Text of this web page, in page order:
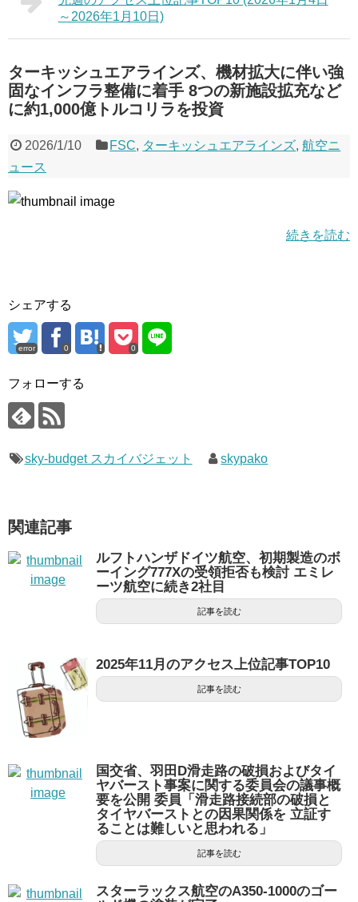
～2026年1月10日)
ターキッシュエアラインズ、機材拡大に伴い強
固なインフラ整備に着手 8つの新施設拡充など
に約1,000億トルコリラを投資
2026/1/10 FSC, ターキッシュエアラインズ,航空ニ
ュース
続きを読む
シェアする
error 0 0
フォローする
sky-budget スカイバジェット skypako
関連記事
ルフトハンザドイツ航空、初期製造のボ
ーイング777Xの受領拒否も検討 エミレ
ーツ航空に続き2社目
記事を読む
2025年11月のアクセス上位記事TOP10
記事を読む
国交省、羽田D滑走路の破損およびタイ
ヤバースト事案に関する委員会の議事概
要を公開 委員「滑走路接続部の破損と
タイヤバーストとの因果関係を 立証す
ることは難しいと思われる」
記事を読む
スターラックス航空のA350-1000のゴー